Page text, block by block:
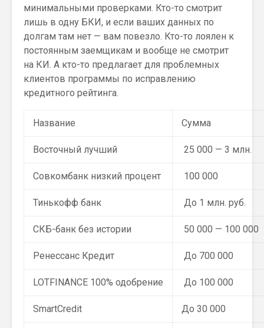
минимальными проверками. Кто-то смотрит
лишь в одну БКИ, и если ваших данных по
долгам там нет — вам повезло. Кто-то лоялен к
постоянным заемщикам и вообще не смотрит
на КИ. А кто-то предлагает для проблемных
клиентов программы по исправлению
кредитного рейтинга.
Название Сумма
Восточный лучший 25 000 — 3 млн.
Совкомбанк низкий процент 100 000
Тинькофф банк До 1 млн. руб.
СКБ-банк без истории 50 000 — 100 000
Ренессанс Кредит До 700 000
LOTFINANCE 100% одобрение До 100 000
SmartCredit До 30 000